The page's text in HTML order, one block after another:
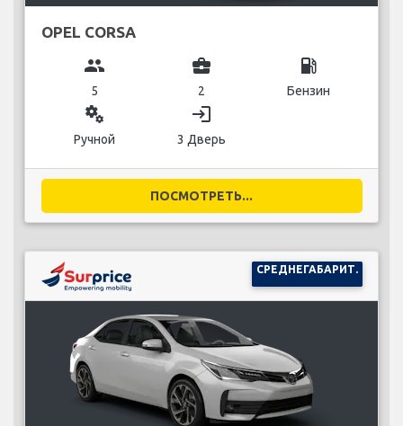
OPEL CORSA
group
5
business_center
2
local_gas_station
Бензин
miscellaneous_services
Ручной
login
3 Дверь
ПОСМОТРЕТЬ...
СРЕДНЕГАБАРИТ.